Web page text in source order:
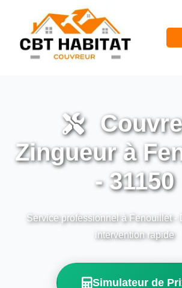
Zingueur à
- 31150
Service professionnel à Fenouillet -
intervention rapide
Simulateur de